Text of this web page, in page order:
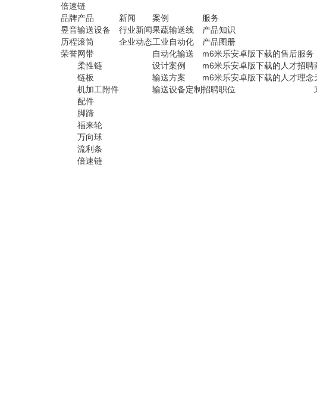
倍速链
品牌
昱音
历程
荣誉
产品
输送设备
滚筒
网带
柔性链
链板
机加工附件
配件
脚蹄
福来轮
万向球
流利条
倍速链
新闻
行业新闻
企业动态
案例
果蔬输送线
工业自动化
自动化输送
设计案例
输送方案
输送设备定制
服务
产品知识
产品图册
m6米乐安卓版下载的售后服务
m6米乐安卓版下载的人才招聘
m6米乐安卓版下载的人才理念
招聘职位